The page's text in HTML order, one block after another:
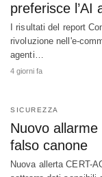
preferisce l’AI
I risultati del report
rivoluzione nell'e-
agenti…
4 giorni fa
SICUREZZA
Nuovo
falso canone
Nuova allerta CERT-